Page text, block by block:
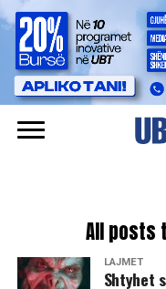
All posts
LAJMET
Shtyhet